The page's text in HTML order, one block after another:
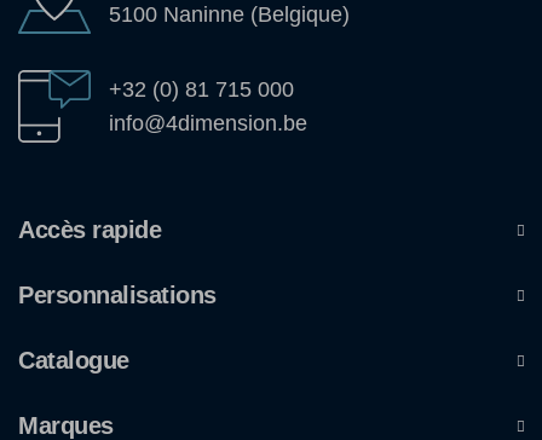
5100 Naninne (Belgique)
+32 (0) 81 715 000
info@4dimension.be
Accès rapide
Personnalisations
Catalogue
Marques